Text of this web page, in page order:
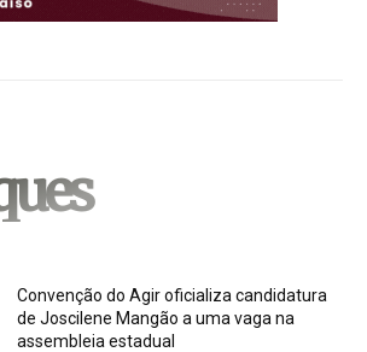
Convenção do Agir oficializa candidatura
de Joscilene Mangão a uma vaga na
assembleia estadual